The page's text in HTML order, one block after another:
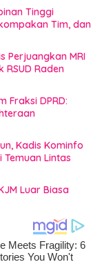
Tinggi
Tim, dan
Perjuangkan MRI
Raden
Fraksi DPRD:
Kadis Kominfo
Lintas
Luar Biasa